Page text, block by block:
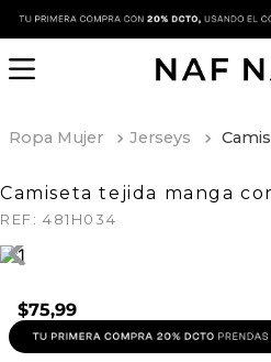
Ropa Mujer Jerseys
Camiseta tejida manga
REF: 481H034
$75,99